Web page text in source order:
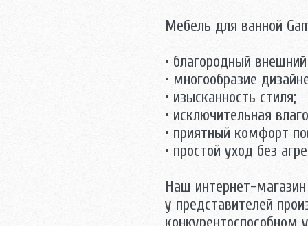
Mебель для ванной
• благородный
• многообразие
• изысканность стиля;
• исключительная
• приятный комфорт
• простой уход без
Наш интернет-
у представителей